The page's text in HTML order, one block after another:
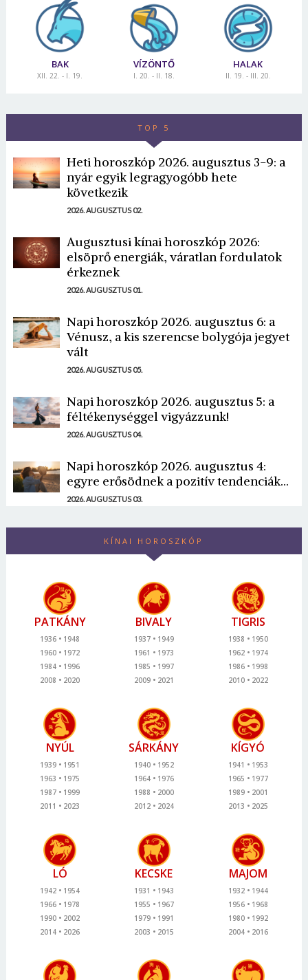
BAK
XII. 22. - I. 19.
VÍZÖNTŐ
I. 20. - II. 18.
HALAK
II. 19. - III. 20.
TOP 5
Heti horoszkóp 2026. augusztus 3-9: a
nyár egyik legragyogóbb hete
következik
2026. AUGUSZTUS 02.
Augusztusi kínai horoszkóp 2026:
elsöprő energiák, váratlan fordulatok
érkeznek
2026. AUGUSZTUS 01.
Napi horoszkóp 2026. augusztus 6: a
Vénusz, a kis szerencse bolygója jegyet
vált
2026. AUGUSZTUS 05.
Napi horoszkóp 2026. augusztus 5: a
féltékenységgel vigyázzunk!
2026. AUGUSZTUS 04.
Napi horoszkóp 2026. augusztus 4:
egyre erősödnek a pozitív tendenciák...
2026. AUGUSZTUS 03.
KÍNAI HOROSZKÓP
PATKÁNY
1936
1948
1960
1972
1984
1996
2008
2020
BIVALY
1937
1949
1961
1973
1985
1997
2009
2021
TIGRIS
1938
1950
1962
1974
1986
1998
2010
2022
NYÚL
1939
1951
1963
1975
1987
1999
2011
2023
SÁRKÁNY
1940
1952
1964
1976
1988
2000
2012
2024
KÍGYÓ
1941
1953
1965
1977
1989
2001
2013
2025
LÓ
1942
1954
1966
1978
1990
2002
2014
2026
KECSKE
1931
1943
1955
1967
1979
1991
2003
2015
MAJOM
1932
1944
1956
1968
1980
1992
2004
2016